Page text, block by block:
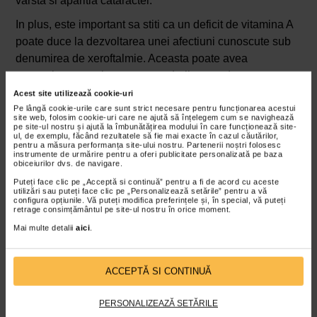
Acest site utilizează cookie-uri
Pe lângă cookie-urile care sunt strict necesare pentru funcționarea acestui
site web, folosim cookie-uri care ne ajută să înțelegem cum se navighează
pe site-ul nostru și ajută la îmbunătățirea modului în care funcționează site-
ul, de exemplu, făcând rezultatele să fie mai exacte în cazul căutărilor,
pentru a măsura performanța site-ului nostru. Partenerii noștri folosesc
instrumente de urmărire pentru a oferi publicitate personalizată pe baza
obiceiurilor dvs. de navigare.
Puteți face clic pe „Acceptă si continuă” pentru a fi de acord cu aceste
utilizări sau puteți face clic pe „Personalizează setările” pentru a vă
configura opțiunile. Vă puteți modifica preferințele și, în special, vă puteți
retrage consimțământul pe site-ul nostru în orice moment.
Mai multe detalii aici
ACCEPTĂ SI CONTINUĂ
PERSONALIZEAZĂ SETĂRILE
In plus, este important sa stiti ca un deficit de vitamina A
poate duce la dezvoltarea unei afectiuni cunoscute sub
denumirea de xeroftalmie. Aceasta poate avea
consecinte negative asupra vederii, putand cauza
aparitia deficientelor de vedere pe timpul noptii. Pe langa
vitamina A si luteina, morcovii mai contin si zeaxantina,
care are un rol important in protectia retinei.
Mentinerea glicemiei sub control
Desi in comparatie cu alte legume au mai mult zahar,
morcovii au si beneficii antidiabetice. Conform studiilor
efectuate pana in prezent, persoanele care au un nivel
scazut de carotenoizi au in general un nivel crescut al
glicemiei si insulinei. Prin urmare, aceste concluzii arata
ca morcovii pot ajuta persoanele care sufera de
regla nivelul glicemiei si insulinei, dupa ce ati mancat.